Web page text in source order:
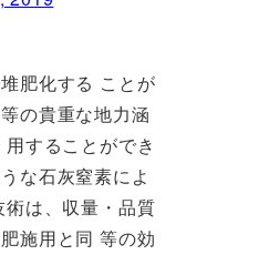
肥化する ことが
の貴重な地力涵
することができ
な石灰窒素によ
術は、収量・品質
施用と同 等の効